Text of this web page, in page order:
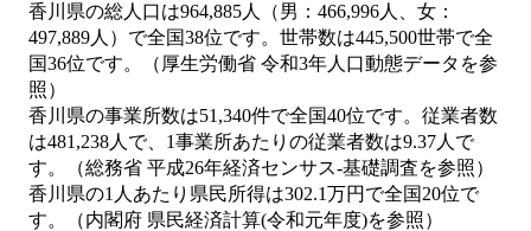
香川県の総人口は964,885人（男：466,996人、女：
497,889人）で全国38位です。世帯数は445,500世帯で全
国36位です。（厚生労働省 令和3年人口動態データを参
照）
香川県の事業所数は51,340件で全国40位です。従業者数
は481,238人で、1事業所あたりの従業者数は9.37人で
す。（総務省 平成26年経済センサス‐基礎調査を参照）
香川県の1人あたり県民所得は302.1万円で全国20位で
す。（内閣府 県民経済計算(令和元年度)を参照）